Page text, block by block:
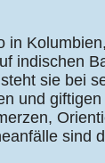
in
indischen
sie bei
und
sind